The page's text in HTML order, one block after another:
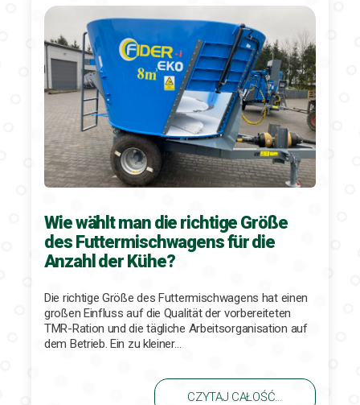
Wie wählt man die richtige Größe
des Futtermischwagens für die
Anzahl der Kühe?
Die richtige Größe des Futtermischwagens hat einen
großen Einfluss auf die Qualität der vorbereiteten
TMR-Ration und die tägliche Arbeitsorganisation auf
dem Betrieb. Ein zu kleiner…
CZYTAJ CAŁOŚĆ…